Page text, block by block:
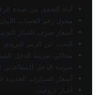
أداة التحقق من صحة
محول رقم الحساب
أسعار صرف الدينار
البحث عن الرمز
محاكي ضريبة الدخل
ضريبة الدخل
أسعار السيارات الجديدة
أخبار تروفيت